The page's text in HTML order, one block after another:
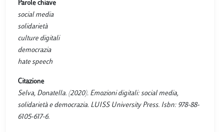
Parole chiave
social media
solidarietà
culture digitali
democrazia
hate speech
Citazione
Selva, Donatella. (2020). Emozioni digitali: social media,
solidarietà e democrazia. LUISS University Press. Isbn: 978-88-
6105-617-6.